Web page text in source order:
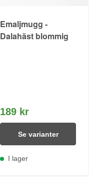
Emaljmugg -
Dalahäst blommig
189 kr
Se varianter
I lager